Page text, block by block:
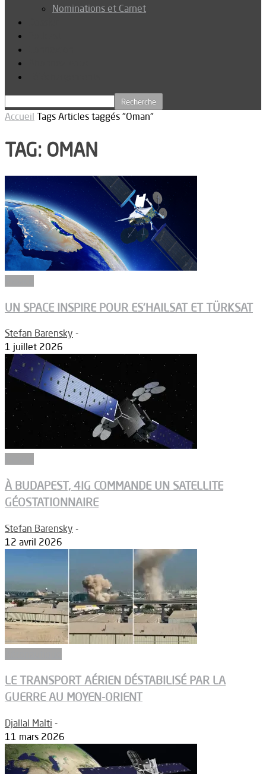
Nominations et Carnet
Accueil Tags Articles taggés "Oman"
TAG: OMAN
UN SPACE INSPIRE POUR ES’HAILSAT ET TÜRKSAT
Stefan Barensky -
1 juillet 2026
À BUDAPEST, 4IG COMMANDE UN SATELLITE
GÉOSTATIONNAIRE
Stefan Barensky -
12 avril 2026
LE TRANSPORT AÉRIEN DÉSTABILISÉ PAR LA
GUERRE AU MOYEN-ORIENT
Djallal Malti -
11 mars 2026